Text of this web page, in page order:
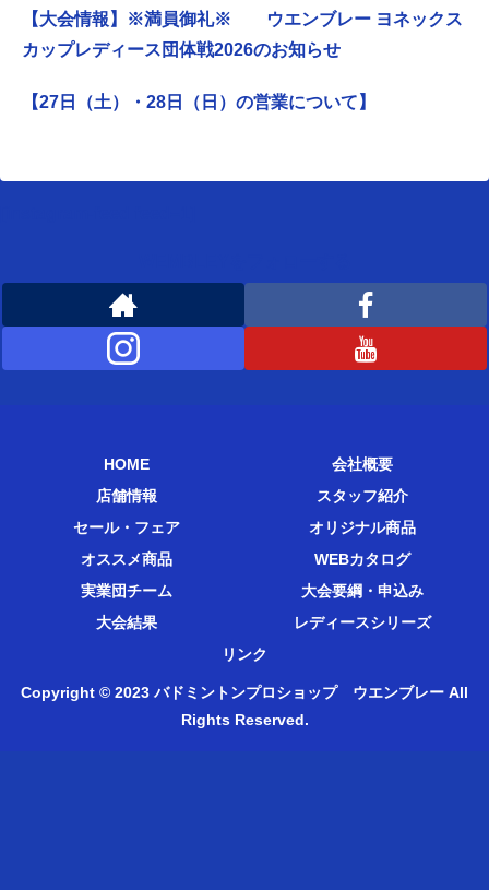
【大会情報】※満員御礼※ ウエンブレー ヨネックス
カップレディース団体戦2026のお知らせ
【27日（土）・28日（日）の営業について】
HOME
会社概要
店舗情報
スタッフ紹介
セール・フェア
オリジナル商品
オススメ商品
WEBカタログ
実業団チーム
大会要綱・申込み
大会結果
レディースシリーズ
リンク
Copyright © 2023 バドミントンプロショップ ウエンブレー All
Rights Reserved.